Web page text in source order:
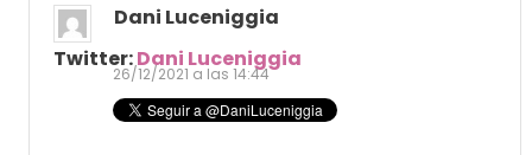
Dani Luceniggia
Twitter:Dani Luceniggia
26/12/2021 a las 14:44